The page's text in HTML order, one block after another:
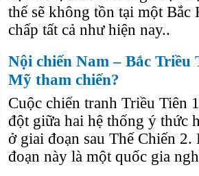
thế sẽ không tồn tại một Bắc
chấp tất cả như hiện nay..
Nội chiến Nam – Bắc Triều
Mỹ tham chiến?
Cuộc chiến tranh Triều Tiên
đột giữa hai hệ thống ý thức
ở giai đoạn sau Thế Chiến
đoạn này là một quốc gia